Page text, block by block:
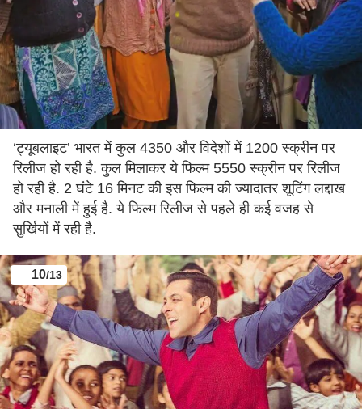
‘ट्यूबलाइट’ भारत में कुल 4350 और विदेशों में 1200 स्क्रीन पर
रिलीज हो रही है. कुल मिलाकर ये फिल्म 5550 स्क्रीन पर रिलीज
हो रही है. 2 घंटे 16 मिनट की इस फिल्म की ज्यादातर शूटिंग लद्दाख
और मनाली में हुई है. ये फिल्म रिलीज से पहले ही कई वजह से
सुर्खियों में रही है.
10/13